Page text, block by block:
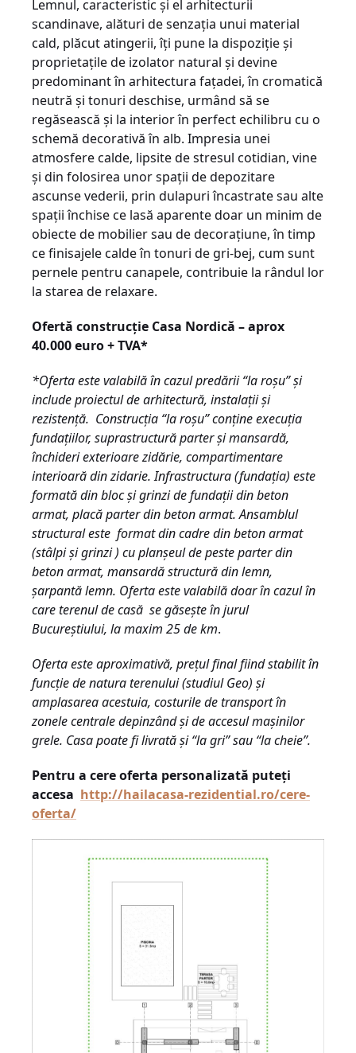
Lemnul, caracteristic și el arhitecturii
scandinave, alături de senzația unui material
cald, plăcut atingerii, îți pune la dispoziție și
proprietațile de izolator natural și devine
predominant în arhitectura fațadei, în cromatică
neutră și tonuri deschise, urmând să se
regăsească și la interior în perfect echilibru cu o
schemă decorativă în alb. Impresia unei
atmosfere calde, lipsite de stresul cotidian, vine
și din folosirea unor spații de depozitare
ascunse vederii, prin dulapuri încastrate sau alte
spații închise ce lasă aparente doar un minim de
obiecte de mobilier sau de decorațiune, în timp
ce finisajele calde în tonuri de gri-bej, cum sunt
pernele pentru canapele, contribuie la rândul lor
la starea de relaxare.
Ofertă construcție Casa Nordică – aprox
40.000 euro + TVA*
*Oferta este valabilă în cazul predării “la roșu” și
include proiectul de arhitectură, instalații și
rezistență. Construcția “la roșu” conține execuția
fundațiilor, suprastructură parter și mansardă,
închideri exterioare zidărie, compartimentare
interioară din zidarie. Infrastructura (fundația) este
formată din bloc și grinzi de fundații din beton
armat, placă parter din beton armat. Ansamblul
structural este format din cadre din beton armat
(stâlpi și grinzi ) cu planșeul de peste parter din
beton armat, mansardă structură din lemn,
șarpantă lemn. Oferta este valabilă doar în cazul în
care terenul de casă se găsește în jurul
Bucureștiului, la maxim 25 de km.
Oferta este aproximativă, prețul final fiind stabilit în
funcție de natura terenului (studiul Geo) și
amplasarea acestuia, costurile de transport în
zonele centrale depinzând și de accesul mașinilor
grele. Casa poate fi livrată și “la gri” sau “la cheie”.
Pentru a cere oferta personalizată puteți
accesa http://hailacasa-rezidential.ro/cere-
oferta/